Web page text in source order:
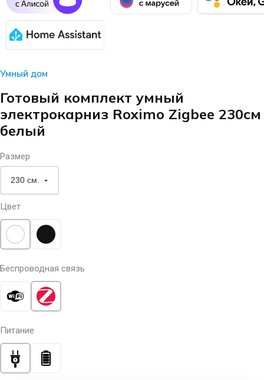
Умный дом
Готовый комплект умный
электрокарниз Roximo Zigbee 230см
белый
Размер
Цвет
Беспроводная связь
Питание